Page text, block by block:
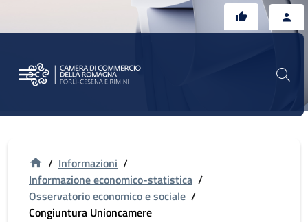
/ Informazioni /
Informazione economico-statistica /
Osservatorio economico e sociale /
Congiuntura Unioncamere